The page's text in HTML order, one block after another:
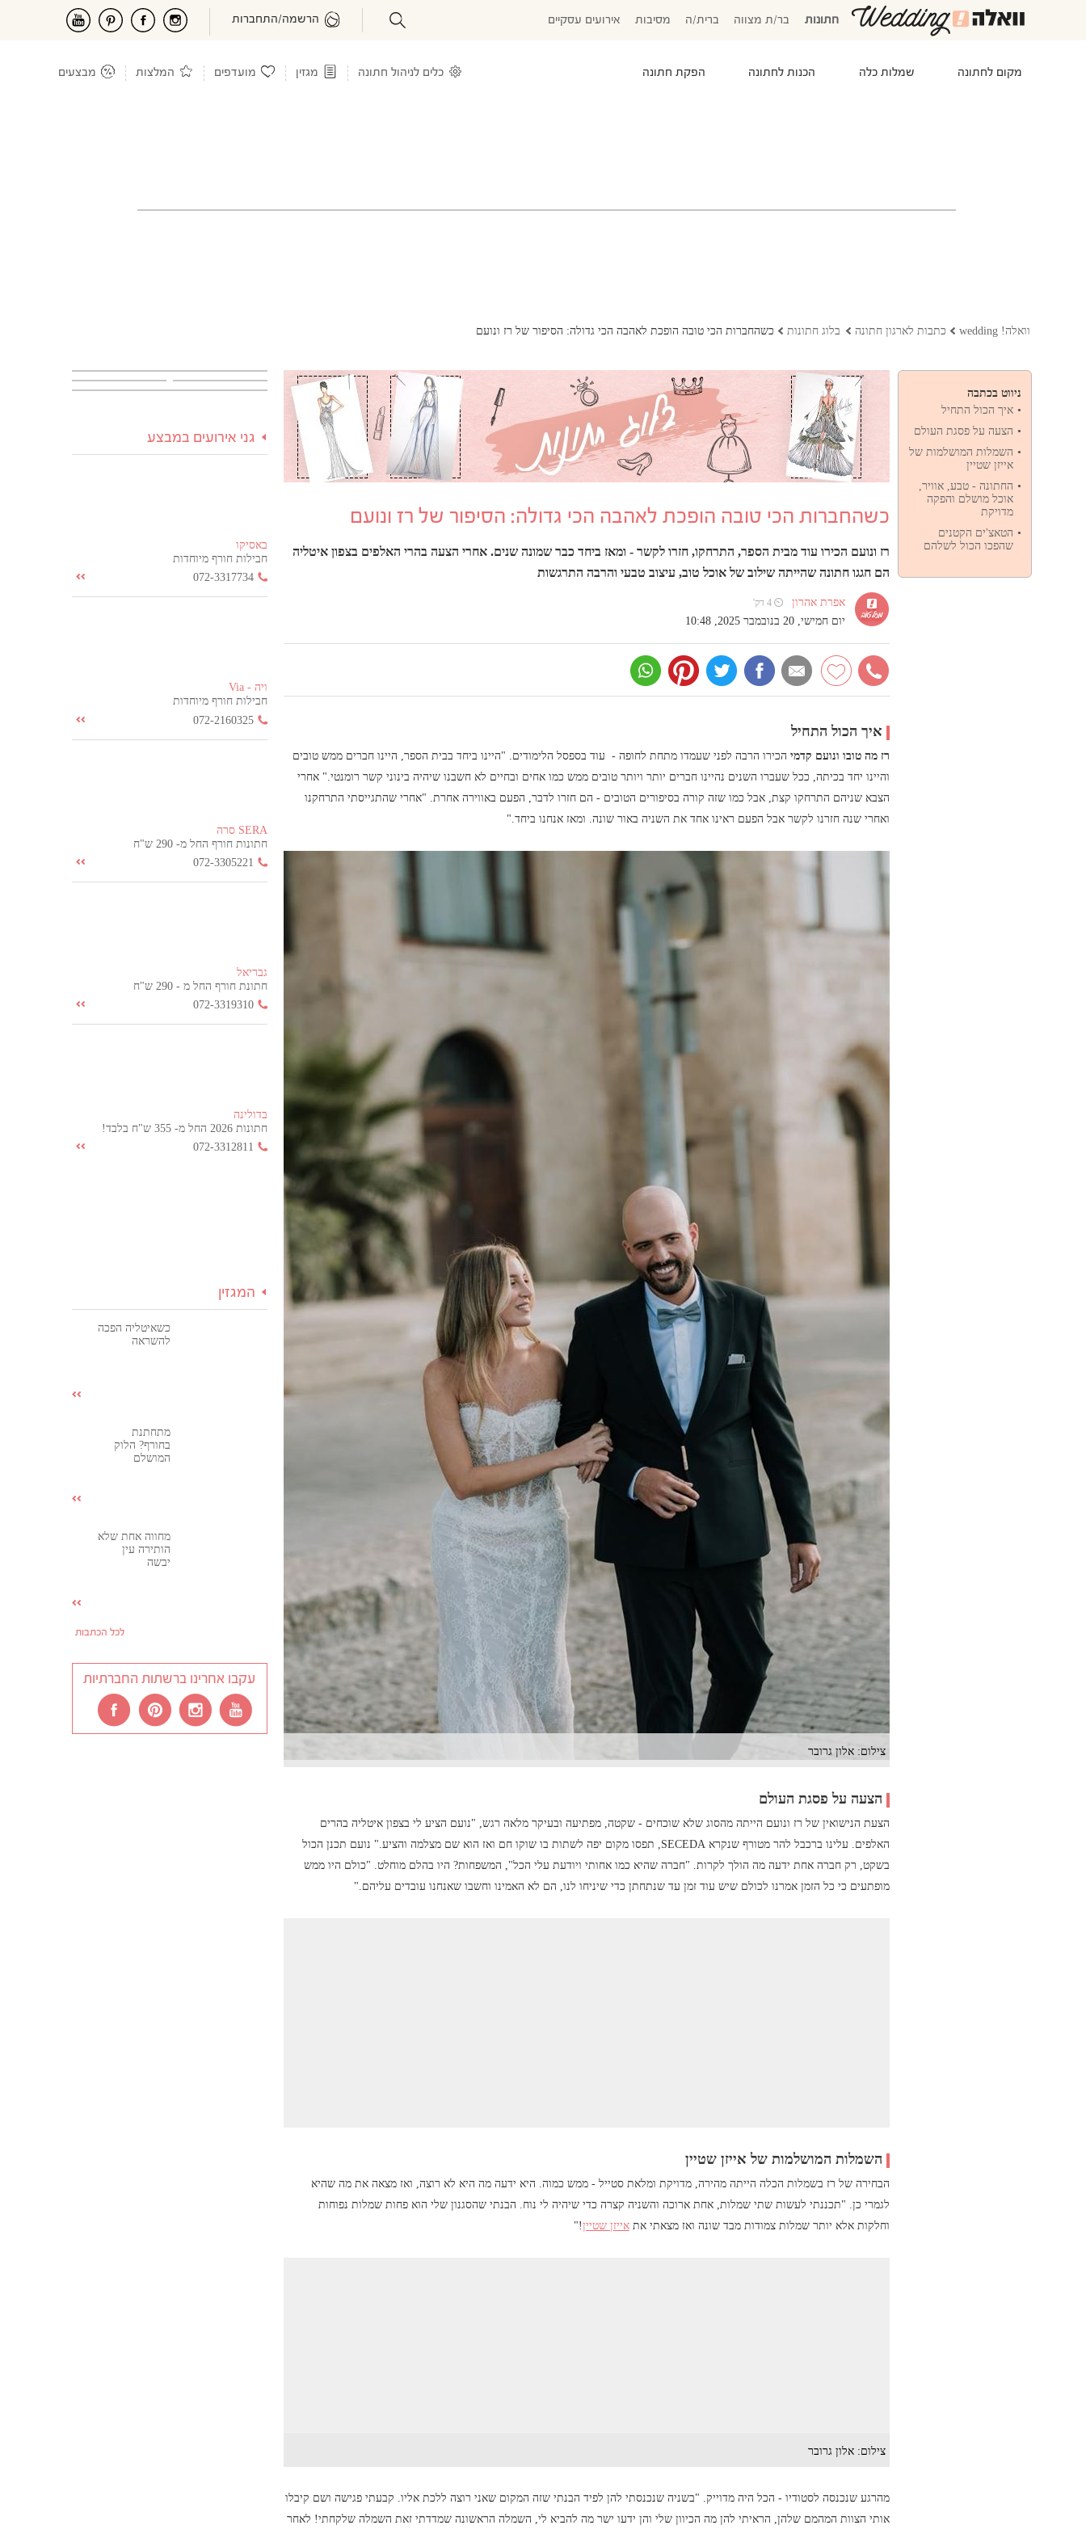
חתונות בר/ת מצווה ברית/ה מסיבות אירועים עסקיים הרשמה/התחברות
מקום לחתונה שמלות כלה הכנות לחתונה הפקת חתונה כלים לניהול חתונה מגזין מועדפים המלצות מבצעים
וואלה! wedding כתבות לארגון חתונה בלוג חתונות כשהחברות הכי טובה הופכת לאהבה הכי גדולה: הסיפור של רז ונועם
ניווט בכתבה
איך הכול התחיל
הצעה על פסגת העולם
השמלות המושלמות של
אייזן שטיין
החתונה - טבע, אוויר,
אוכל מושלם והפקה
מדויקת
הטאצ'ים הקטנים
שהפכו הכול לשלהם
כשהחברות הכי טובה הופכת לאהבה הכי גדולה: הסיפור של רז ונועם
רז ונועם הכירו עוד מבית הספר, התרחקו, חזרו לקשר - ומאז ביחד כבר שמונה שנים. אחרי הצעה בהרי האלפים בצפון איטליה
הם חגגו חתונה שהייתה שילוב של אוכל טוב, עיצוב טבעי והרבה התרגשות
אפרת אהרון ⏲ 4 דק'
יום חמישי, 20 בנובמבר 2025, 10:48
איך הכול התחיל
רז מה טובו ונועם קדמי הכירו הרבה לפני שעמדו מתחת לחופה - עוד בספסל הלימודים. "היינו ביחד בבית הספר, היינו חברים ממש טובים
והיינו יחד בכיתה, ככל שעברו השנים נהיינו חברים יותר ויותר טובים ממש כמו אחים ובחיים לא חשבנו שיהיה בינוני קשר רומנטי." אחרי
הצבא שניהם התרחקו קצת, אבל כמו שזה קורה בסיפורים הטובים - הם חזרו לדבר, הפעם באווירה אחרת. "אחרי שהתגייסתי התרחקנו
ואחרי שנה חזרנו לקשר אבל הפעם ראינו אחד את השניה באור שונה. ומאז אנחנו ביחד."
צילום: אלון גרובר
הצעה על פסגת העולם
הצעת הנישואין של רז ונועם הייתה מהסוג שלא שוכחים - שקטה, מפתיעה ובעיקר מלאה רגש, "נועם הציע לי בצפון איטליה בהרים
האלפים. עלינו ברכבל להר מטורף שנקרא SECEDA, תפסו מקום יפה לשתות בו שוקו חם ואז הוא שם מצלמה והציע." נועם תכנן הכול
בשקט, רק חברה אחת ידעה מה הולך לקרות. "חברה שהיא כמו אחותי ויודעת עלי הכל", המשפחות? היו בהלם מוחלט. "כולם היו ממש
מופתעים כי כל הזמן אמרנו לכולם שיש עוד זמן עד שנתחתן כדי שיניחו לנו, הם לא האמינו וחשבו שאנחנו עובדים עליהם."
השמלות המושלמות של אייזן שטיין
הבחירה של רז בשמלות הכלה הייתה מהירה, מדויקת ומלאת סטייל - ממש כמוה. היא ידעה מה היא לא רוצה, ואז מצאה את מה שהיא
לגמרי כן. "תכננתי לעשות שתי שמלות, אחת ארוכה והשניה קצרה כדי שיהיה לי נוח. הבנתי שהסגנון שלי הוא פחות שמלות נפוחות
וחלקות אלא יותר שמלות צמודות מבד שונה ואז מצאתי אתאייזן שטיין!"
צילום: אלון גרובר
מהרגע שנכנסה לסטודיו - הכל היה מדוייק. "בשניה שנכנסתי להן לפיד הבנתי שזה המקום שאני רוצה ללכת אליו. קבעתי פגישה ושם קיבלו
אותי הצוות המהמם שלהן, הראיתי להן מה הכיוון שלי והן ידעו ישר מה להביא לי, השמלה הראשונה שמדדתי זאת השמלה שלקחתי! לאחר
גני אירועים במבצע
באסיקו
חבילות חורף מיוחדות
072-3317734
ויה - Via
חבילות חורף מיוחדות
072-2160325
SERA סרה
חתונות חורף החל מ- 290 ש"ח
072-3305221
גבריאל
חתונת חורף החל מ - 290 ש"ח
072-3319310
בדולינה
חתונות 2026 החל מ- 355 ש"ח בלבד!
072-3312811
המגזין
כשאיטליה הפכה
להשראה
מתחתנת
בחורף? הלוק
המושלם
מחווה אחת שלא
הותירה עין
יבשה
לכל הכתבות
עקבו אחרינו ברשתות החברתיות